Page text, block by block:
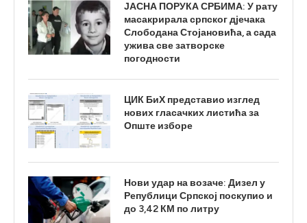
ЈАСНА ПОРУКА СРБИМА: У рату
масакрирала српског дјечака
Слободана Стојановића, а сада
ужива све затворске
погодности
ЦИК БиХ представио изглед
нових гласачких листића за
Опште изборе
Нови удар на возаче: Дизел у
Републици Српској поскупио и
до 3,42 КМ по литру